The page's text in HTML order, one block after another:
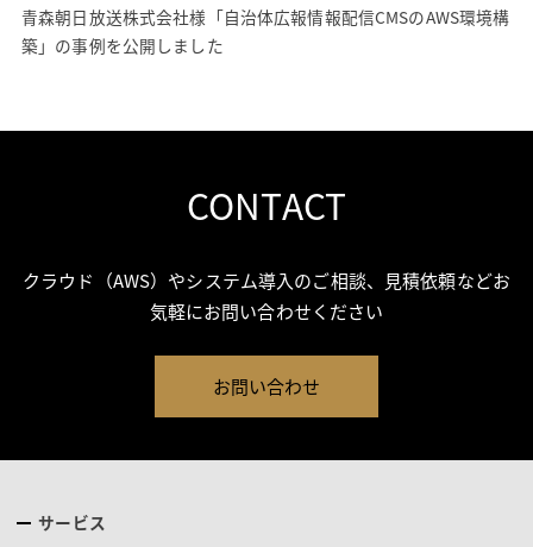
青森朝日放送株式会社様「自治体広報情報配信CMSのAWS環境構
築」の事例を公開しました
CONTACT
クラウド（AWS）やシステム導入のご相談、見積依頼などお
気軽にお問い合わせください
お問い合わせ
サービス